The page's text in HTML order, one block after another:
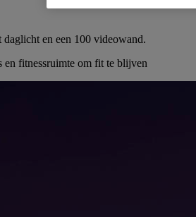
daglicht en een 100 videowand.
en fitnessruimte om fit te blijven